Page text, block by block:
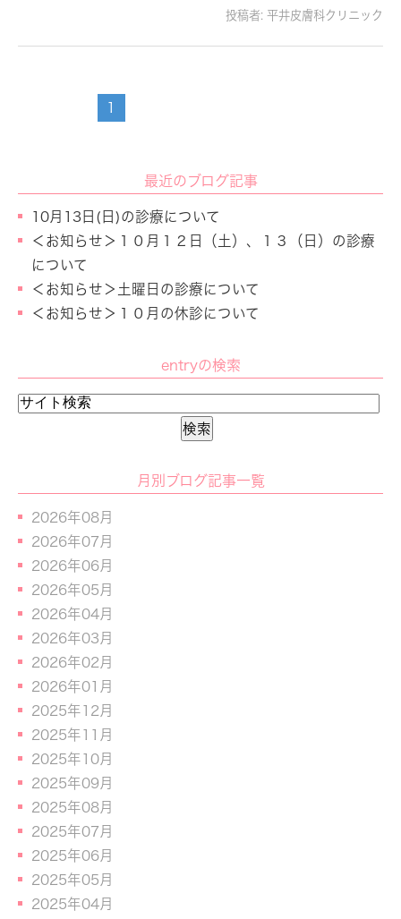
投稿者: 平井皮膚科クリニック
1
最近のブログ記事
10月13日(日)の診療について
＜お知らせ＞１０月１２日（土）、１３（日）の診療
について
＜お知らせ＞土曜日の診療について
＜お知らせ＞１０月の休診について
entryの検索
月別ブログ記事一覧
2026年08月
2026年07月
2026年06月
2026年05月
2026年04月
2026年03月
2026年02月
2026年01月
2025年12月
2025年11月
2025年10月
2025年09月
2025年08月
2025年07月
2025年06月
2025年05月
2025年04月